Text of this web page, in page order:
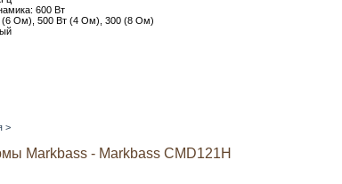
600 Вт
(6 Ом), 500 Вт (4 Ом), 300 (8 Ом)
>
Markbass - Markbass CMD121H